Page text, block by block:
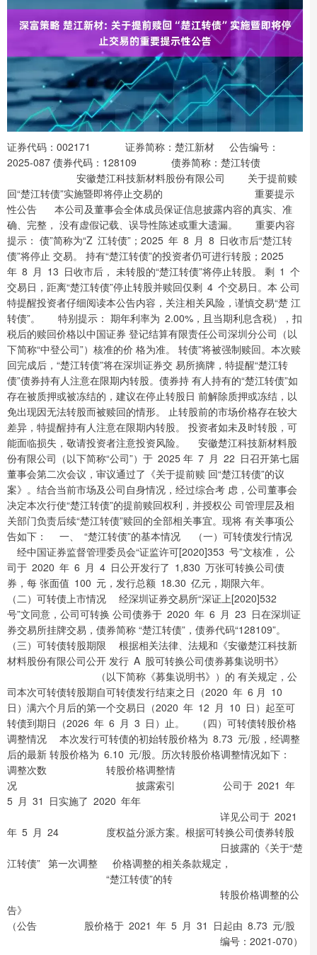
证券代码：002171 证券简称：楚江新材 公告编号：
2025-087 债券代码：128109 债券简称：楚江转债
安徽楚江科技新材料股份有限公司 关于提前赎
回“楚江转债”实施暨即将停止交易的 重要提示
性公告 本公司及董事会全体成员保证信息披露内容的真实、准
确、完整， 没有虚假记载、误导性陈述或重大遗漏。 重要内容
提示： 债”简称为“Z 江转债”；2025 年 8 月 8 日收市后“楚江转
债”将停止 交易。 持有“楚江转债”的投资者仍可进行转股；2025
年 8 月 13 日收市后， 未转股的“楚江转债”将停止转股。 剩 1 个
交易日，距离“楚江转债”停止转股并赎回仅剩 4 个交易日。本 公司
特提醒投资者仔细阅读本公告内容，关注相关风险，谨慎交易“楚 江
转债”。 特别提示： 期年利率为 2.00%，且当期利息含税），扣
税后的赎回价格以中国证券 登记结算有限责任公司深圳分公司（以
下简称“中登公司”）核准的价 格为准。 转债”将被强制赎回。本次赎
回完成后，“楚江转债”将在深圳证券交 易所摘牌，特提醒“楚江转
债”债券持有人注意在限期内转股。债券持 有人持有的“楚江转债”如
存在被质押或被冻结的，建议在停止转股日 前解除质押或冻结，以
免出现因无法转股而被赎回的情形。 止转股前的市场价格存在较大
差异，特提醒持有人注意在限期内转股。 投资者如未及时转股，可
能面临损失，敬请投资者注意投资风险。 安徽楚江科技新材料股
份有限公司（以下简称“公司”）于 2025 年 7 月 22 日召开第七届
董事会第二次会议，审议通过了《关于提前赎 回“楚江转债”的议
案》。结合当前市场及公司自身情况，经过综合考 虑，公司董事会
决定本次行使“楚江转债”的提前赎回权利，并授权公 司管理层及相
关部门负责后续“楚江转债”赎回的全部相关事宜。现将 有关事项公
告如下： 一、 “楚江转债”的基本情况 （一）可转债发行情况
经中国证券监督管理委员会“证监许可[2020]353 号”文核准， 公
司于 2020 年 6 月 4 日公开发行了 1,830 万张可转换公司债
券，每 张面值 100 元，发行总额 18.30 亿元，期限六年。
（二）可转债上市情况 经深圳证券交易所“深证上[2020]532
号”文同意，公司可转换 公司债券于 2020 年 6 月 23 日在深圳证
券交易所挂牌交易，债券简称 “楚江转债”，债券代码“128109”。
（三）可转债转股期限 根据相关法律、法规和《安徽楚江科技新
材料股份有限公司公开 发行 A 股可转换公司债券募集说明书》
（以下简称《募集说明书》）的 有关规定，公
司本次可转债转股期自可转债发行结束之日（2020 年 6 月 10
日）满六个月后的第一个交易日（2020 年 12 月 10 日）起至可
转债到期日（2026 年 6 月 3 日）止。 （四）可转债转股价格
调整情况 本次发行可转债的初始转股价格为 8.73 元/股，经调整
后的最新 转股价格为 6.10 元/股。历次转股价格调整情况如下：
调整次数 转股价格调整情
况 披露索引 公司于 2021 年
5 月 31 日实施了 2020 年年
详见公司于 2021
年 5 月 24 度权益分派方案。根据可转换公司债券转股
日披露的《关于“楚
江转债” 第一次调整 价格调整的相关条款规定，
“楚江转债”的转
转股价格调整的公
告》
（公告 股价格于 2021 年 5 月 31 日起由 8.73 元/股
编号：2021-070）